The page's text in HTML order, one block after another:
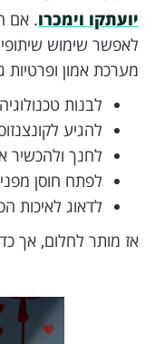
יועתקו וימכרו
מערכת אמון ופרטיות
לבנות
להגיע
לחנך ולהכשיר
לפתח חוסן מפני
לדאוג לאיכות
אז מותר לחלום, אך